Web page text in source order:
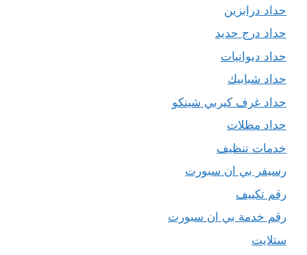
حداد درابزين
حداد درج حديد
حداد ديوانيات
حداد شبابيك
حداد غرف كيربي شينكو
حداد مظلات
خدمات تنظيف
رسيفر بي ان سبورت
رقم تكييف
رقم خدمة بي ان سبورت
ستلايت